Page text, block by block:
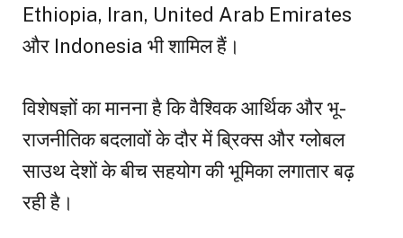
Ethiopia, Iran, United Arab Emirates
और Indonesia भी शामिल हैं।
विशेषज्ञों का मानना है कि वैश्विक आर्थिक और भू-
राजनीतिक बदलावों के दौर में ब्रिक्स और ग्लोबल
साउथ देशों के बीच सहयोग की भूमिका लगातार बढ़
रही है।